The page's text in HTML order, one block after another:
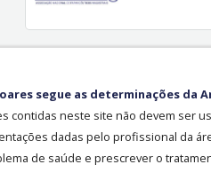
segue as determinações da
contidas neste site não devem ser
dadas pelo profissional da
de saúde e prescrever o